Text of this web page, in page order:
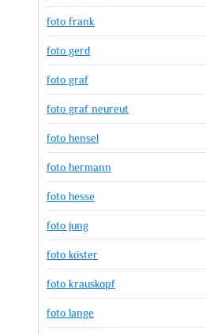
foto frank
foto gerd
foto graf
foto graf neureut
foto hensel
foto hermann
foto hesse
foto jung
foto köster
foto krauskopf
foto lange